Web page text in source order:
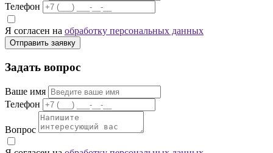
Телефон
Я согласен на обработку персональных данных
Отправить заявку
Задать вопрос
Ваше имя
Телефон
Вопрос